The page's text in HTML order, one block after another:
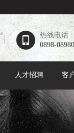
热线电话：
0898-
人才招聘 客